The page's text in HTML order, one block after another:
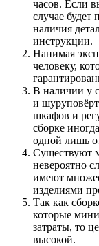
часов. Если
случае будет
наличия
инструкции.
Нанимая
человеку,
В наличии у
и
шкафов и
сборке
одной лишь
Существуют
невероятно
имеют
изделиями
Так как
которые
затраты, то
высокой.